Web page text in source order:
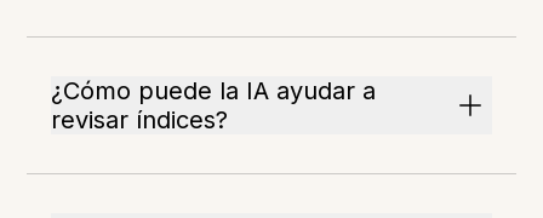
¿Cómo puede la IA ayudar a
revisar índices?